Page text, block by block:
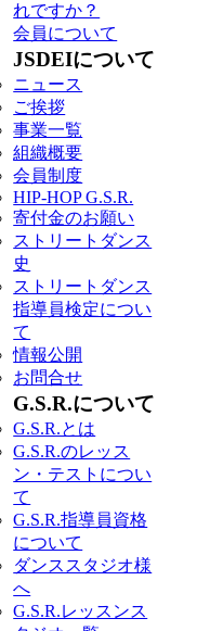
れですか？
会員について
JSDEIについて
ニュース
ご挨拶
事業一覧
組織概要
会員制度
HIP-HOP G.S.R.
寄付金のお願い
ストリートダンス
史
ストリートダンス
指導員検定につい
て
情報公開
お問合せ
G.S.R.について
G.S.R.とは
G.S.R.のレッス
ン・テストについ
て
G.S.R.指導員資格
について
ダンススタジオ様
へ
G.S.R.レッスンス